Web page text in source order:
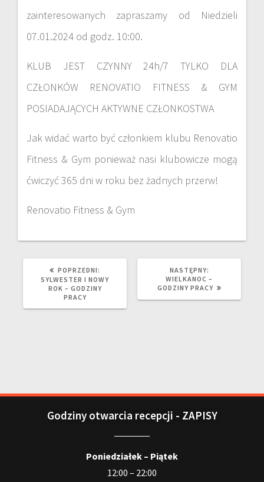
zainteresowanych zapraszamy od Niedzieli
07.01.2024 od godz. 10:00.
KLUB JEST CZYNNY 24h/7 TYLKO DLA
CZŁONKÓW RENOVATIO FITNESS & GYM
POSIADAJĄCYCH AKTYWNE CZŁONKOSTWA
Jak widać warto być członkiem klubu Renovatio
Fitness & Gym ponieważ nasi klubowicze mogą
ćwiczyć 365 dni w roku bez żadnych przerw!
Renovatio Fitness & Gym
POPRZEDNI:
SYLWESTER I NOWY
ROK – GODZINY
PRACY
NASTĘPNY:
WIELKANOC –
GODZINY PRACY
Godziny otwarcia recepcji - ZAPISY
Poniedziałek – Piątek
12:00 – 22:00